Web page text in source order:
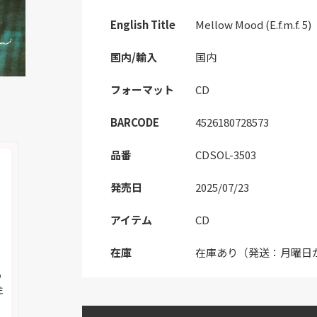
English Title Mellow Mood (E.f.m.f. 5)
国内/輸入 国内
フォーマット CD
BARCODE 4526180728573
品番 CDSOL-3503
発売日 2025/07/23
アイテム CD
在庫 在庫あり（発送：月曜